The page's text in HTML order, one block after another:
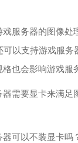
戏服务器的图像处
可以支持游戏服务
也会影响游戏服
需要显卡来满足
器可以不装显卡吗